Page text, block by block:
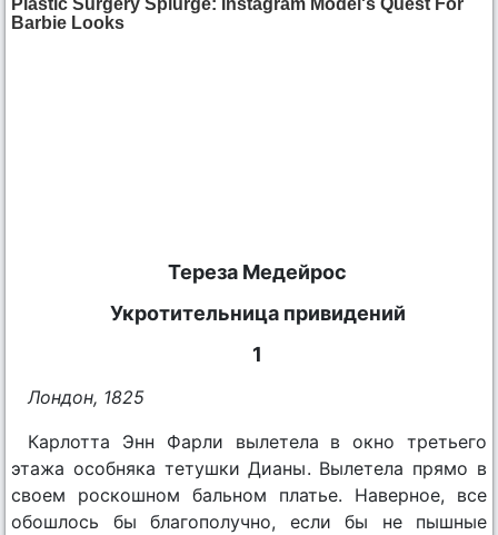
Тереза Медейрос
Укротительница привидений
1
Лондон, 1825
Карлотта Энн Фарли вылетела в окно третьего
этажа особняка тетушки Дианы. Вылетела прямо в
своем роскошном бальном платье. Наверное, все
обошлось бы благополучно, если бы не пышные